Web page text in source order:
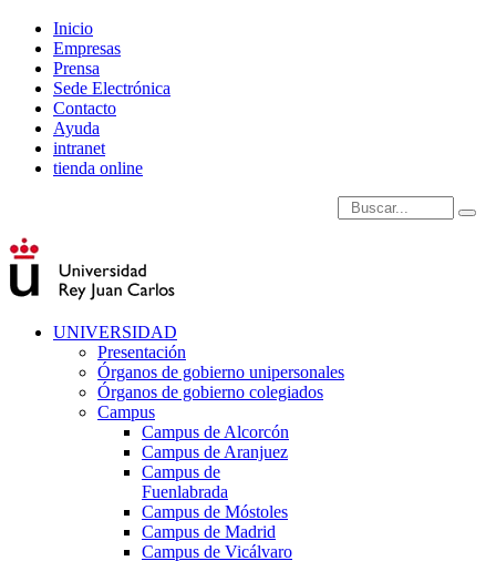
Inicio
Empresas
Prensa
Sede Electrónica
Contacto
Ayuda
intranet
tienda online
Introduce términos de
UNIVERSIDAD
Presentación
Órganos de gobierno unipersonales
Órganos de gobierno colegiados
Campus
Campus de Alcorcón
Campus de Aranjuez
Campus de
Fuenlabrada
Campus de Móstoles
Campus de Madrid
Campus de Vicálvaro